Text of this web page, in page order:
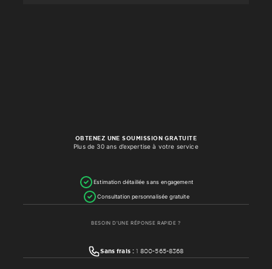
OBTENEZ UNE SOUMISSION GRATUITE
Plus de 30 ans d’expertise à votre service
Estimation détaillée sans engagement
Consultation personnalisée gratuite
BESOIN D’UNE RÉPONSE RAPIDE ?
Sans frais : 1 800-565-8368